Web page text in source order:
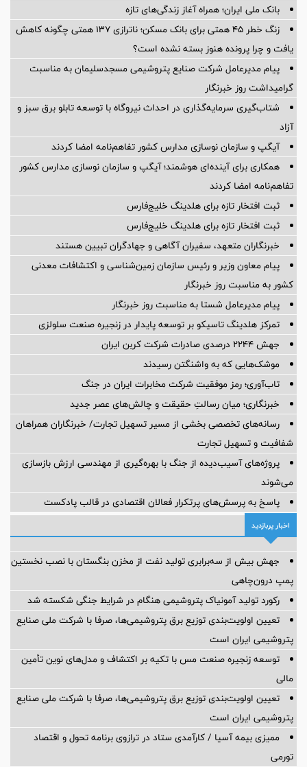
بانک ملی ایران؛ همراه آغاز زندگی‌های تازه
زنگ خطر ۴۵ همتی برای بانک مسکن؛ ناترازی ۱۳۷ همتی چگونه کاهش
یافت و چرا پرونده هنوز بسته نشده است؟
پیام مدیرعامل شركت صنایع پتروشیمی مسجدسلیمان به مناسبت
گرامیداشت روز خبرنگار
شتاب‌گیری سرمایه‌گذاری در احداث نیروگاه با توسعه تابلو برق سبز و
آزاد
آیگپ و سازمان نوسازی مدارس کشور تفاهم‌نامه امضا کردند
همکاری برای آینده‌ای هوشمند؛ آیگپ و سازمان نوسازی مدارس کشور
تفاهم‌نامه امضا کردند
ثبت افتخار تازه برای هلدینگ خلیج‌فارس
ثبت افتخار تازه برای هلدینگ خلیج‌فارس
خبرنگاران متعهد، سفیران آگاهی و جهادگران تبیین هستند
پیام معاون وزیر و رئیس سازمان زمین‌شناسی و اکتشافات معدنی
کشور به مناسبت روز خبرنگار
پیام مدیرعامل شستا به مناسبت روز خبرنگار
تمرکز هلدینگ تاسیکو بر توسعه پایدار در زنجیره صنعت سلولزی
جهش ۲۲۴۴ درصدی صادرات شرکت کربن ایران
موشک‌هایی که به واشنگتن رسیدند
تاب‌آوری؛ رمز موفقیت شرکت مخابرات ایران در جنگ
خبرنگاری؛ میان رسالتِ حقیقت و چالش‌های عصر جدید
رسانه‌های تخصصی بخشی از مسیر تسهیل تجارت/ خبرنگاران همراهان
شفافیت و تسهیل تجارت
پروژه‌های آسیب‌دیده از جنگ با بهره‌گیری از مهندسی ارزش بازسازی
می‌شوند
پاسخ به پرسش‌های پرتکرار فعالان اقتصادی در قالب پادکست
اخبار پربازدید
جهش بیش از سه‌برابری تولید نفت از مخزن بنگستان با نصب نخستین
پمپ درون‌چاهی
رکورد تولید آمونیاک پتروشیمی هنگام در شرایط جنگی شکسته شد
تعیین اولویت‌بندی توزیع برق پتروشیمی‌ها، صرفا با شرکت ملی صنایع
پتروشیمی ایران است
توسعه زنجیره صنعت مس با تکیه بر اکتشاف و مدل‌های نوین تأمین
مالی
تعیین اولویت‌بندی توزیع برق پتروشیمی‌ها، صرفا با شرکت ملی صنایع
پتروشیمی ایران است
ممیزی بیمه آسیا / کارآمدی ستاد در ترازوی برنامه تحول و اقتصاد
تورمی